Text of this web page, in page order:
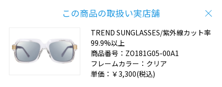
この商品の取扱い実店舗
TREND SUNGLASSES/紫外線カット率
99.9%以上
商品番号： ZO181G05-00A1
フレームカラー： クリア
単価： ￥3,300(税込)